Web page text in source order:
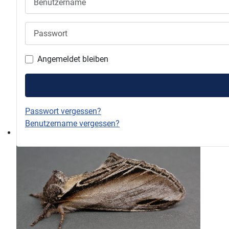
Angemeldet bleiben
Passwort vergessen?
Benutzername vergessen?